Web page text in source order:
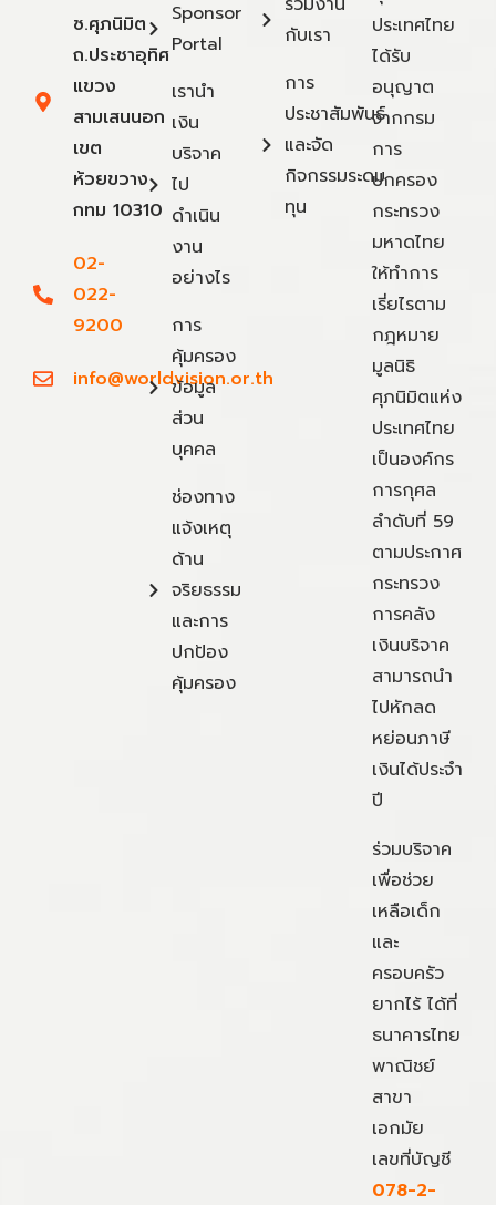
ซ.ศุภนิมิต
ถ.ประชาอุทิศ
แขวง
สามเสนนอก
เขต
ห้วยขวาง
กทม 10310
02-
022-
9200
info@worldvision.or.th
Sponsor
Portal
เรานำ
เงิน
บริจาค
ไป
ดำเนิน
งาน
อย่างไร
การ
คุ้มครอง
ข้อมูล
ส่วน
บุคคล
ช่องทาง
แจ้งเหตุ
ด้าน
จริยธรรม
และการ
ปกป้อง
คุ้มครอง
กับเรา
การ
ประชาสัมพันธ์
และจัด
กิจกรรมระดม
ทุน
ประเทศไทย
ได้รับ
อนุญาต
จากกรม
การ
ปกครอง
กระทรวง
มหาดไทย
ให้ทำการ
เรี่ยไรตาม
กฎหมาย
มูลนิธิ
ศุภนิมิตแห่ง
ประเทศไทย
เป็นองค์กร
การกุศล
ลำดับที่ 59
ตามประกาศ
กระทรวง
การคลัง
เงินบริจาค
สามารถนำ
ไปหักลด
หย่อนภาษี
เงินได้ประจำ
ปี
ร่วมบริจาค
เพื่อช่วย
เหลือเด็ก
และ
ครอบครัว
ยากไร้ ได้ที่
ธนาคารไทย
พาณิชย์
สาขา
เอกมัย
เลขที่บัญชี
078-2-